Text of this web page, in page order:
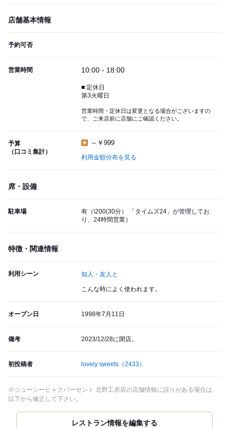
店舗基本情報
予約可否
営業時間 10:00 - 18:00
■ 定休日
第3火曜日
営業時間・定休日は変更となる場合がございますの
で、ご来店前に店舗にご確認ください。
予算
（口コミ集計）
～￥999
利用金額分布を見る
席・設備
駐車場
有（\200(30分） 「タイムズ24」が管理してお
り、24時間営業）
特徴・関連情報
利用シーン 知人・友人と
こんな時によく使われます。
オープン日 1998年7月11日
備考 2023/12/28に閉店。
初投稿者 lovely sweets （2433）
※ジューシーヒャクパーセント 北野工房店の店舗情報に誤りがある場合は、
以下から修正して下さい。
レストラン情報を編集する